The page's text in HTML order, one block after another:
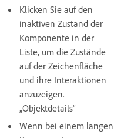
Klicken Sie auf den
inaktiven Zustand der
Komponente in der
Liste, um die Zustände
auf der Zeichenfläche
und ihre Interaktionen
anzuzeigen.
„Objektdetails“
Wenn bei einem langen